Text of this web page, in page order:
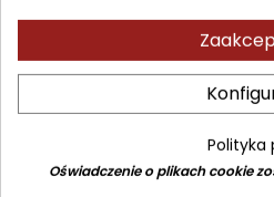
 Dodaj do
Polityka
Oświadczenie o plikach cookie